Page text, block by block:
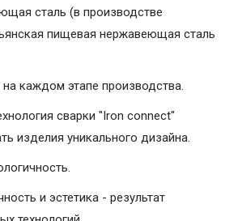
сталь (в производстве
пищевая нержавеющая сталь
каждом этапе производства.
сварки "Iron connect"
изделия уникального дизайна.
и эстетика - результат